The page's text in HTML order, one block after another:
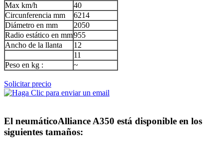
Max km/h
40
Circunferencia mm
6214
Diámetro en mm
2050
Radio estático en mm955
Ancho de la llanta
12
11
Peso en kg :
~
Solicitar precio
El neumáticoAlliance A350 está disponible en los
siguientes tamaños: